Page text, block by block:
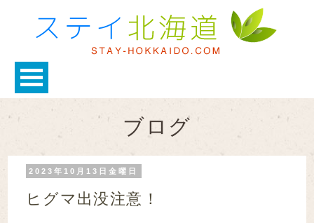
ブログ
2023年10月13日金曜日
ヒグマ出没注意！